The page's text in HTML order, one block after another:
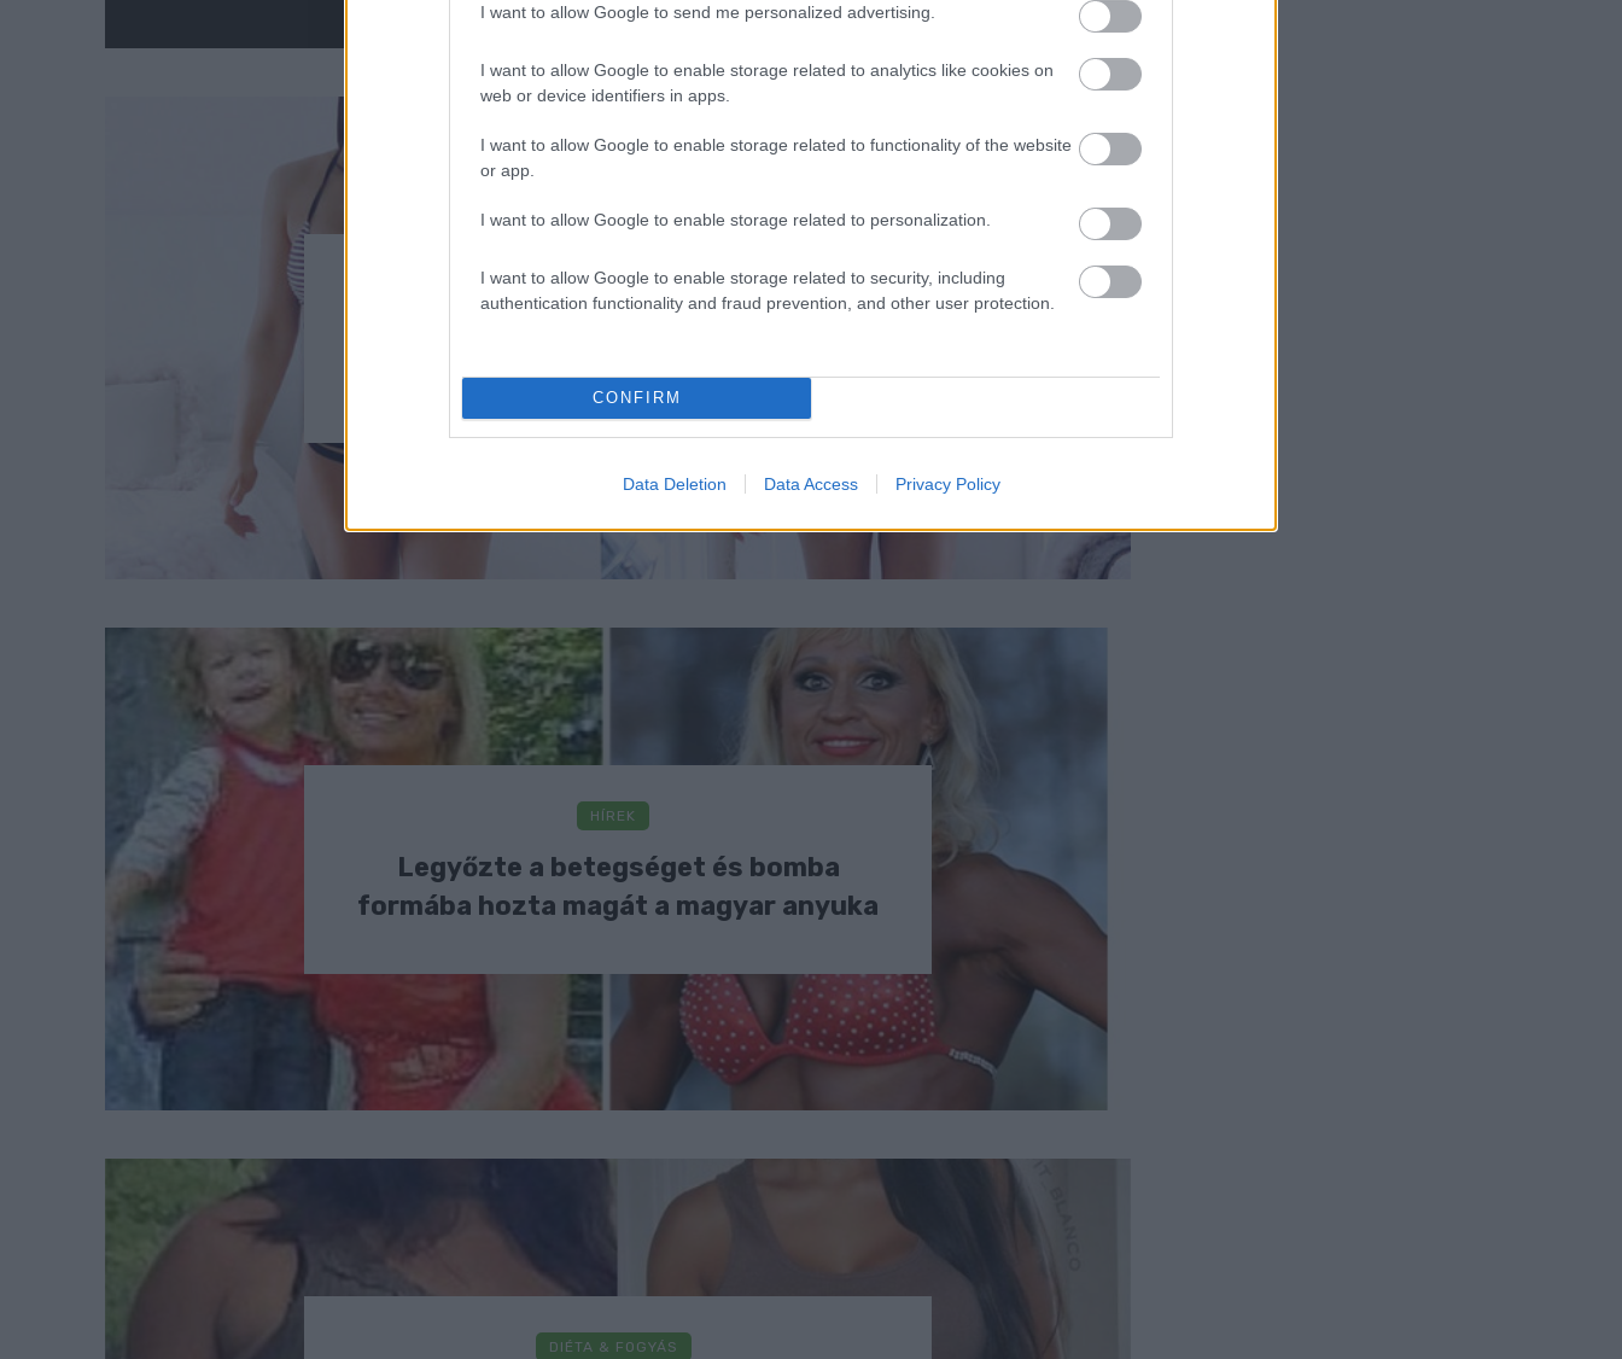
I want to allow Google to send me personalized advertising.
I want to allow Google to enable storage related to analytics like cookies on
web or device identifiers in apps.
I want to allow Google to enable storage related to functionality of the website
or app.
I want to allow Google to enable storage related to personalization.
I want to allow Google to enable storage related to security, including
authentication functionality and fraud prevention, and other user protection.
CONFIRM
Data Deletion Data Access Privacy Policy
DIÉTA & FOGYÁS
az egészséges maximum
HÍREK
Legyőzte a betegséget és bomba
formába hozta magát a magyar anyuka
DIÉTA & FOGYÁS